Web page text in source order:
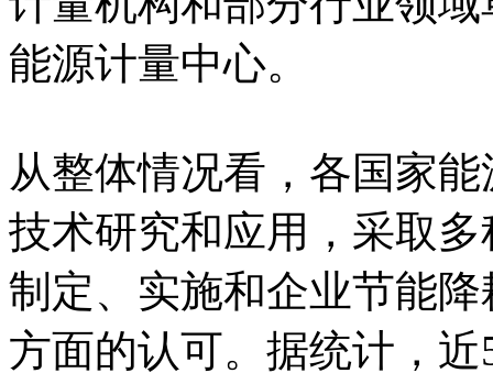
能源计量中心。
从整体情况看，各国家
技术研究和应用，采取
制定、实施和企业节能
方面的认可。据统计，